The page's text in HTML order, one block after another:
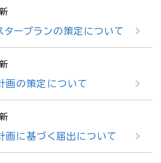
ープランの策定について
画の策定について
画に基づく届出について